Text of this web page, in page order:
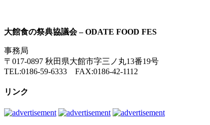
大館食の祭典協議会 – ODATE FOOD FES
事務局
〒017-0897 秋田県大館市字三ノ丸13番19号
TEL:0186-59-6333 FAX:0186-42-1112
リンク